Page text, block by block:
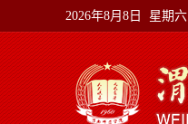
2026年8月8日 星期六